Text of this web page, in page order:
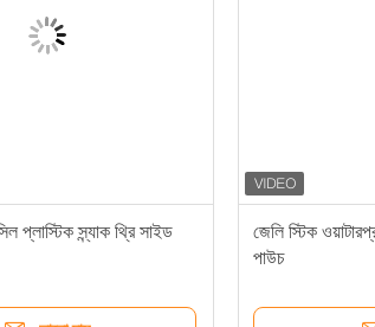
প্লাস্টিক স্ন্যাক থ্রি সাইড
জেলি স্টিক
পাউচ